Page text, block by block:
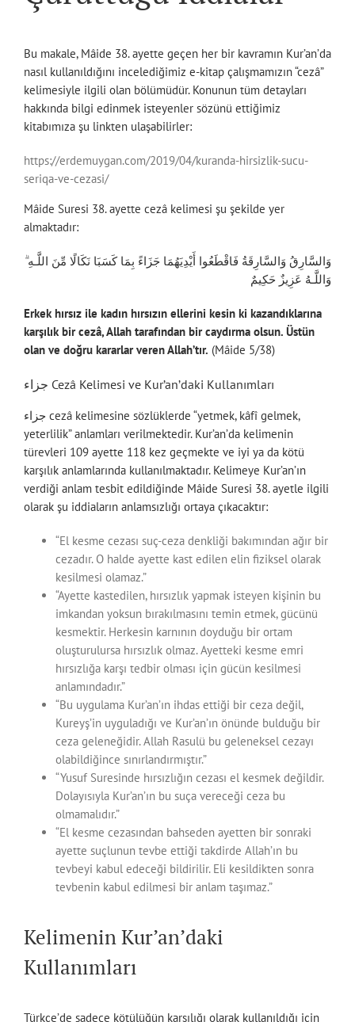
Bu makale, Mâide 38. ayette geçen her bir kavramın Kur’an’da
nasıl kullanıldığını incelediğimiz e-kitap çalışmamızın “cezâ”
kelimesiyle ilgili olan bölümüdür. Konunun tüm detayları
hakkında bilgi edinmek isteyenler sözünü ettiğimiz
kitabımıza şu linkten ulaşabilirler:
https://erdemuygan.com/2019/04/kuranda-hirsizlik-sucu-
seriqa-ve-cezasi/
Mâide Suresi 38. ayette cezâ kelimesi şu şekilde yer
almaktadır:
وَالسَّارِقُ وَالسَّارِقَةُ فَاقْطَعُوا أَيْدِيَهُمَا جَزَاءً بِمَا كَسَبَا نَكَالًا مِّنَ اللَّـهِ ۗ
وَاللَّـهُ عَزِيزٌ حَكِيمٌ
Erkek hırsız ile kadın hırsızın ellerini kesin ki kazandıklarına
karşılık bir cezâ, Allah tarafından bir caydırma olsun. Üstün
olan ve doğru kararlar veren Allah’tır. (Mâide 5/38)
جزاء Cezâ Kelimesi ve Kur’an’daki Kullanımları
جزاء cezâ kelimesine sözlüklerde “yetmek, kâfî gelmek,
yeterlilik” anlamları verilmektedir. Kur’an’da kelimenin
türevleri 109 ayette 118 kez geçmekte ve iyi ya da kötü
karşılık anlamlarında kullanılmaktadır. Kelimeye Kur’an’ın
verdiği anlam tesbit edildiğinde Mâide Suresi 38. ayetle ilgili
olarak şu iddiaların anlamsızlığı ortaya çıkacaktır:
“El kesme cezası suç-ceza denkliği bakımından ağır bir
cezadır. O halde ayette kast edilen elin fiziksel olarak
kesilmesi olamaz.”
“Ayette kastedilen, hırsızlık yapmak isteyen kişinin bu
imkandan yoksun bırakılmasını temin etmek, gücünü
kesmektir. Herkesin karnının doyduğu bir ortam
oluşturulursa hırsızlık olmaz. Ayetteki kesme emri
hırsızlığa karşı tedbir olması için gücün kesilmesi
anlamındadır.”
“Bu uygulama Kur’an’ın ihdas ettiği bir ceza değil,
Kureyş’in uyguladığı ve Kur’an’ın önünde bulduğu bir
ceza geleneğidir. Allah Rasulü bu geleneksel cezayı
olabildiğince sınırlandırmıştır.”
“Yusuf Suresinde hırsızlığın cezası el kesmek değildir.
Dolayısıyla Kur’an’ın bu suça vereceği ceza bu
olmamalıdır.”
“El kesme cezasından bahseden ayetten bir sonraki
ayette suçlunun tevbe ettiği takdirde Allah’ın bu
tevbeyi kabul edeceği bildirilir. Eli kesildikten sonra
tevbenin kabul edilmesi bir anlam taşımaz.”
Kelimenin Kur’an’daki
Kullanımları
Türkçe’de sadece kötülüğün karşılığı olarak kullanıldığı için